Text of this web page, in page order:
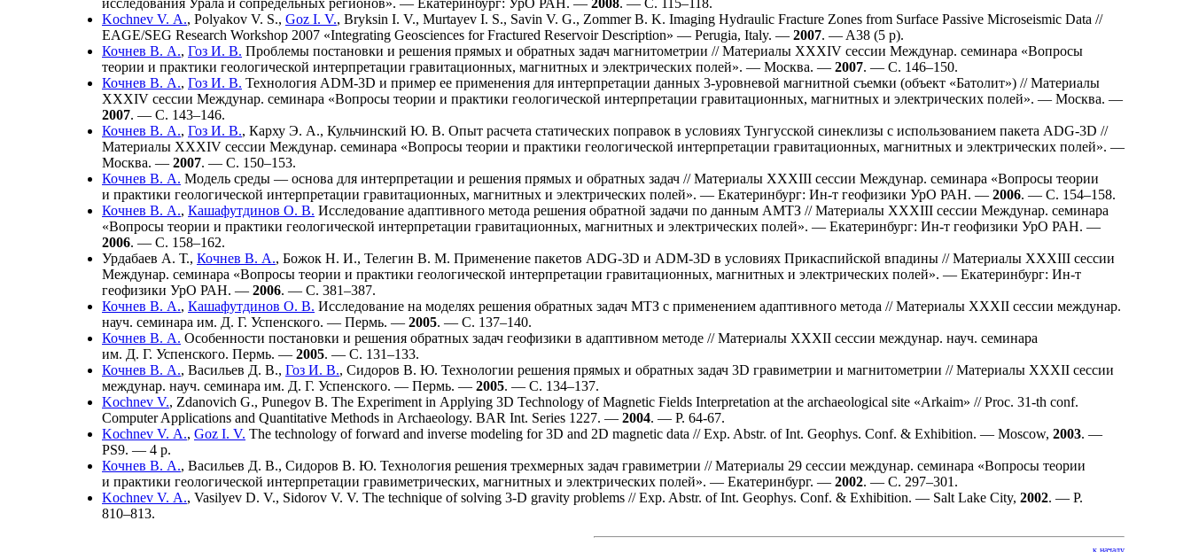
Kochnev V. A., Polyakov V. S., Goz I. V., Bryksin I. V., Murtayev I. S., Savin V. G., Zommer B. K. Imaging Hydraulic Fracture Zones from Surface Passive Microseismic Data //
EAGE/SEG Research Workshop 2007 «Integrating Geosciences for Fractured Reservoir Description» — Perugia, Italy. — 2007. — A38 (5 p).
Кочнев В. А., Гоз И. В. Проблемы постановки и решения прямых и обратных задач магнитометрии // Материалы XXXIV сессии Междунар. семинара «Вопросы
теории и практики геологической интерпретации гравитационных, магнитных и электрических полей». — Москва. — 2007. — С. 146–150.
Кочнев В. А., Гоз И. В. Технология ADM-3D и пример ее применения для интерпретации данных 3-уровневой магнитной съемки (объект «Батолит») // Материалы
XXXIV сессии Междунар. семинара «Вопросы теории и практики геологической интерпретации гравитационных, магнитных и электрических полей». — Москва. —
2007. — С. 143–146.
Кочнев В. А., Гоз И. В., Карху Э. А., Кульчинский Ю. В. Опыт расчета статических поправок в условиях Тунгусской синеклизы с использованием пакета ADG-3D //
Материалы XXXIV сессии Междунар. семинара «Вопросы теории и практики геологической интерпретации гравитационных, магнитных и электрических полей». —
Москва. — 2007. — С. 1 50–153.
Кочнев В. А. Модель среды — основа для интерпретации и решения прямых и обратных задач // Материалы XXXIII сессии Междунар. семинара «Вопросы теории
и практики геологической интерпретации гравитационных, магнитных и электрических полей». — Екатеринбург: Ин-т геофизики УрО РАН. — 2006. — С. 1 54–158.
Кочнев В. А., Кашафутдинов О. В. Исследование адаптивного метода решения обратной задачи по данным АМТЗ // Материалы XXXIII сессии Междунар. семинара
«Вопросы теории и практики геологической интерпретации гравитационных, магнитных и электрических полей». — Екатеринбург: Ин-т геофизики УрО РАН. —
2006. — С. 1 58–162.
Урдабаев А. Т., Кочнев В. А., Божок Н. И., Телегин В. М. Применение пакетов ADG-3D и ADM-3D в условиях Прикаспийской впадины // Материалы XXXIII сессии
Междунар. семинара «Вопросы теории и практики геологической интерпретации гравитационных, магнитных и электрических полей». — Екатеринбург: Ин-т
геофизики УрО РАН. — 2006. — С. 381–387.
Кочнев В. А., Кашафутдинов О. В. Исследование на моделях решения обратных задач МТЗ с применением адаптивного метода // Материалы XXXII сессии междунар.
науч. семинара им. Д. Г. Успенского. — Пермь. — 2005. — С. 137–140.
Кочнев В. А. Особенности постановки и решения обратных задач геофизики в адаптивном методе // Материалы XXXII сессии междунар. науч. семинара
им. Д. Г. Успенского. Пермь. — 2005. — С. 131–133.
Кочнев В. А., Васильев Д. В., Гоз И. В., Сидоров В. Ю. Технологии решения прямых и обратных задач 3D гравиметрии и магнитометрии // Материалы XXXII сессии
междунар. науч. семинара им. Д. Г. Успенского. — Пермь. — 2005. — С. 134–137.
Kochnev V., Zdanovich G., Punegov B. The Experiment in Applying 3D Technology of Magnetic Fields Interpretation at the archaeological site «Arkaim» // Proc. 31-th conf.
Computer Applications and Quantitative Methods in Archaeology. BAR Int. Series 1227. — 2004. — P. 64-67.
Kochnev V. A., Goz I. V. The technology of forward and inverse modeling for 3D and 2D magnetic data // Exp. Abstr. of Int. Geophys. Conf. & Exhibition. — Moscow, 2003. —
PS9. — 4 p.
Кочнев В. А., Васильев Д. В., Сидоров В. Ю. Технология решения трехмерных задач гравиметрии // Материалы 29 сессии междунар. семинара «Вопросы теории
и практики геологической интерпретации гравиметрических, магнитных и электрических полей». — Екатеринбург. — 2002. — С. 297–301 .
Kochnev V. A., Vasilyev D. V., Sidorov V. V. The technique of solving 3-D gravity problems // Exp. Abstr. of Int. Geophys. Conf. & Exhibition. — Salt Lake City, 2002. — P.
810–813.
к началу